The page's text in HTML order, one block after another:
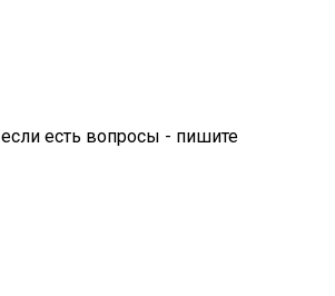
если есть вопросы - пишите